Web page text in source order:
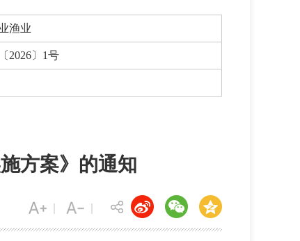
渔业
2026〕1号
方案》的通知